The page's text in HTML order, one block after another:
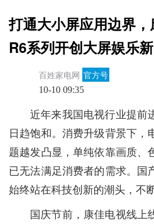
打通大小屏应用边界
R6系列开创大屏娱乐
百姓家电网 官方号
10-10 09:35
近年来我国电视行业提前
日趋饱和。消费升级背景下，
题越发凸显，单纯依靠画质、
已无法满足消费者的需求。国
始终站在科技创新的潮头，不
国庆节前，康佳电视线上